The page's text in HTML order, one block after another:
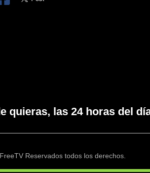
quieras, las 24 horas del
Reservados todos los derechos.